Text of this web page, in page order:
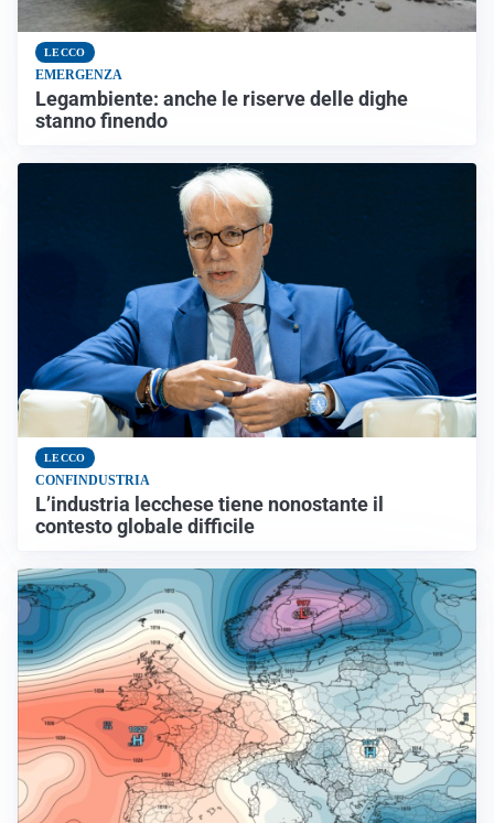
LECCO
EMERGENZA
Legambiente: anche le riserve delle dighe
stanno finendo
LECCO
CONFINDUSTRIA
L’industria lecchese tiene nonostante il
contesto globale difficile